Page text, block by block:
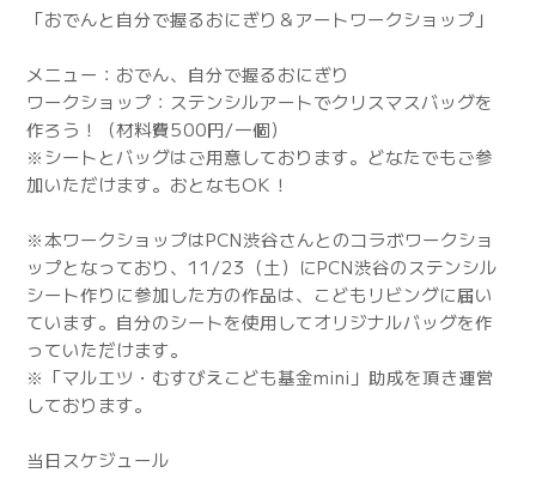
「おでんと自分で握るおにぎり＆アートワークショップ」
メニュー：おでん、自分で握るおにぎり
ワークショップ：ステンシルアートでクリスマスバッグを
作ろう！（材料費500円/一個）
※シートとバッグはご用意しております。どなたでもご参
加いただけます。おとなもOK！
※本ワークショップはPCN渋谷さんとのコラボワークショ
ップとなっており、11/23（土）にPCN渋谷のステンシル
シート作りに参加した方の作品は、こどもリビングに届い
ています。自分のシートを使用してオリジナルバッグを作
っていただけます。
※「マルエツ・むすびえこども基金mini」助成を頂き運営
しております。
当日スケジュール